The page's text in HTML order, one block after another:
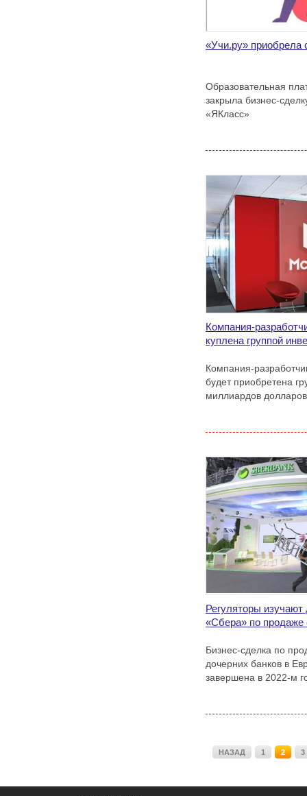
«Учи.ру» приобрела
Образовательная
закрыла бизнес-
«ЯКласс»
Компания-
куплена группой
Компания-
будет приобретена
миллиардов долларов
Регуляторы
«Сбера» по продаже
Бизнес-сделка по
дочерних банков в
завершена в 2022-м
НАЗАД 1 2 3